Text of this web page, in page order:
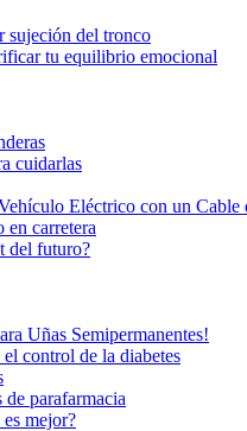
sujeción del tronco
tu equilibrio emocional
cuidarlas
Eléctrico con un Cable
en carretera
del futuro?
Uñas Semipermanentes!
control de la diabetes
parafarmacia
mejor?